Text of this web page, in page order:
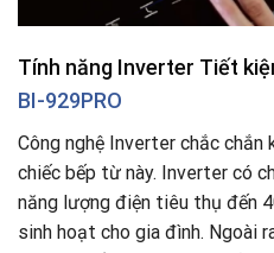
Tính năng Inverter Tiết
BI-929PRO
Công nghệ Inverter chắc chắn
chiếc bếp từ này. Inverter có
năng lượng điện tiêu thụ đến
sinh hoạt cho gia đình. Ngoài